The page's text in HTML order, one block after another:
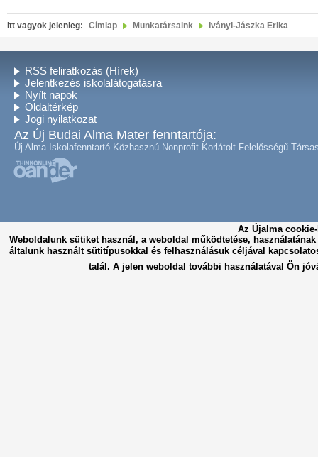
Itt vagyok jelenleg: Címlap Munkatársaink Iványi-Jászka Erika
RSS feliratkozás (Hírek)
Jelentkezés iskolalátogatásra
Nyílt napok
Oldaltérkép
Jogi nyilatkozat
Az Új Budai Alma Mater fenntartója:
Új Alma Iskolafenntartó Közhasznú Nonprofit Korlátolt Felelősségű
Weboldalunk sütiket használ, a weboldal működtetése,
általunk használt sütitípusokkal és felhasználásuk céljával
talál. A jelen weboldal további használatával Ön
Az Újalma